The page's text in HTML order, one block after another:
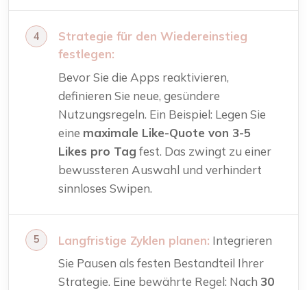
Strategie für den Wiedereinstieg
festlegen:
Bevor Sie die Apps reaktivieren,
definieren Sie neue, gesündere
Nutzungsregeln. Ein Beispiel: Legen Sie
eine maximale Like-Quote von 3-5
Likes pro Tag fest. Das zwingt zu einer
bewussteren Auswahl und verhindert
sinnloses Swipen.
Langfristige Zyklen planen: Integrieren
Sie Pausen als festen Bestandteil Ihrer
Strategie. Eine bewährte Regel: Nach 30